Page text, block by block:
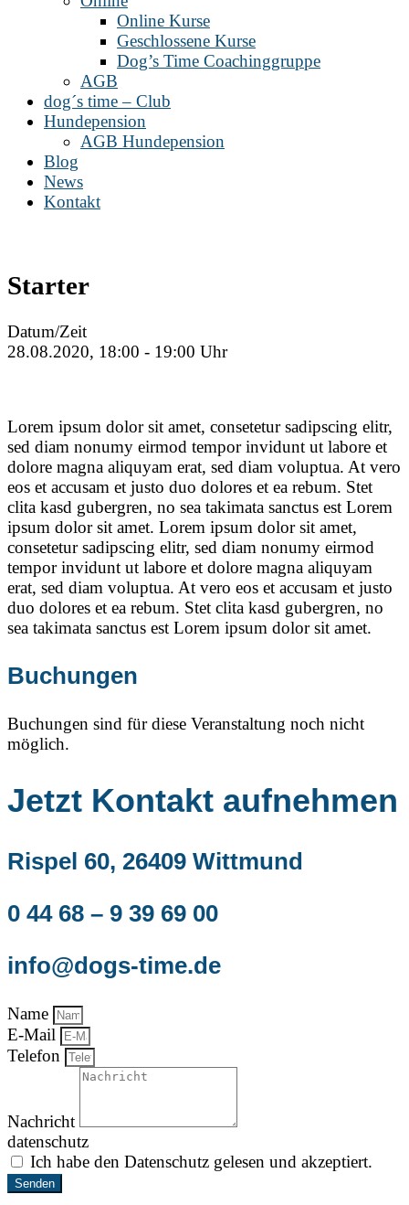
Online Kurse
Geschlossene Kurse
Dog’s Time Coachinggruppe
AGB
dog´s time – Club
Hundepension
AGB Hundepension
Blog
News
Kontakt
Starter
Datum/Zeit
28.08.2020, 18:00 - 19:00 Uhr
Lorem ipsum dolor sit amet, consetetur sadipscing elitr,
sed diam nonumy eirmod tempor invidunt ut labore et
dolore magna aliquyam erat, sed diam voluptua. At vero
eos et accusam et justo duo dolores et ea rebum. Stet
clita kasd gubergren, no sea takimata sanctus est Lorem
ipsum dolor sit amet. Lorem ipsum dolor sit amet,
consetetur sadipscing elitr, sed diam nonumy eirmod
tempor invidunt ut labore et dolore magna aliquyam
erat, sed diam voluptua. At vero eos et accusam et justo
duo dolores et ea rebum. Stet clita kasd gubergren, no
sea takimata sanctus est Lorem ipsum dolor sit amet.
Buchungen
Buchungen sind für diese Veranstaltung noch nicht
möglich.
Jetzt Kontakt aufnehmen
Rispel 60, 26409 Wittmund
0 44 68 – 9 39 69 00
info@dogs-time.de
Name
E-Mail
Telefon
Nachricht
datenschutz
Ich habe den Datenschutz gelesen und akzeptiert.
Senden